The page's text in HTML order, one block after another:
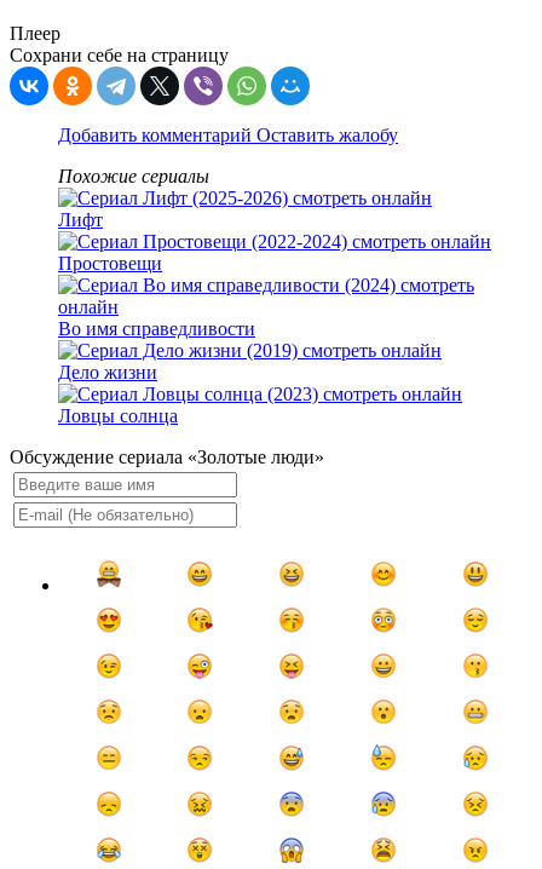
Плеер
Сохрани себе на страницу
Добавить комментарий Оставить жалобу
Похожие сериалы
Лифт
Простовещи
Во имя справедливости
Дело жизни
Ловцы солнца
Обсуждение сериала «Золотые люди»